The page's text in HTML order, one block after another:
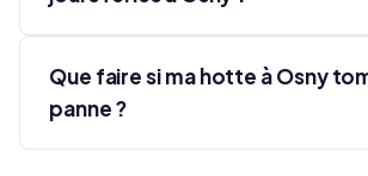
Que faire si ma hotte à Osny
panne ?